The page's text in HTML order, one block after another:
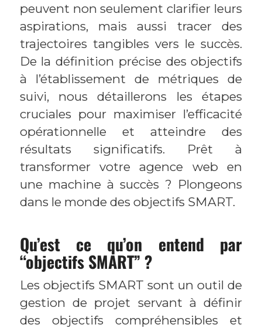
peuvent non seulement clarifier leurs
aspirations, mais aussi tracer des
trajectoires tangibles vers le succès.
De la définition précise des objectifs
à l’établissement de métriques de
suivi, nous détaillerons les étapes
cruciales pour maximiser l’efficacité
opérationnelle et atteindre des
résultats significatifs. Prêt à
transformer votre agence web en
une machine à succès ? Plongeons
dans le monde des objectifs SMART.
Qu’est ce qu’on entend par
“objectifs SMART” ?
Les objectifs SMART sont un outil de
gestion de projet servant à définir
des objectifs compréhensibles et